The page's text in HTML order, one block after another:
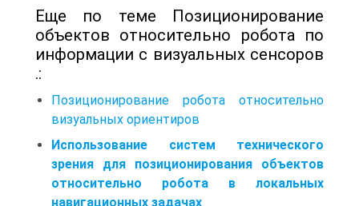
Еще по теме Позиционирование
объектов относительно робота по
информации с визуальных сенсоров
.:
Позиционирование робота относительно
визуальных ориентиров
Использование систем технического
зрения для позиционирования объектов
относительно робота в локальных
навигационных задачах